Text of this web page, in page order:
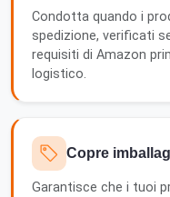
Condotta quando i
spedizione, verificati
requisiti di Amazon
logistico.
Copre
Garantisce che i tuoi